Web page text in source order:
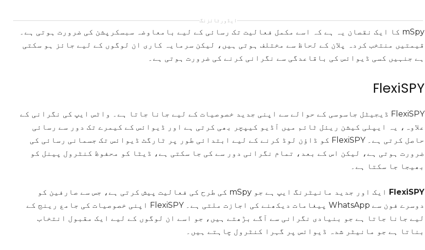
ایڈورٹائزنگ
mSpy کا ایک نقصان یہ ہے کہ اسے مکمل فعالیت تک رسائی کے لیے بامعاوضہ سبسکرپشن کی ضرورت ہوتی ہے۔
قیمتیں منتخب کردہ پلان کے لحاظ سے مختلف ہوتی ہیں، لیکن سرمایہ کاری ان لوگوں کے لیے جائز ہو سکتی
ہے جنہیں کسی ڈیوائس کی باقاعدگی سے نگرانی کرنے کی ضرورت ہوتی ہے۔
FlexiSPY
FlexiSPY ڈیجیٹل جاسوسی کے حوالے سے اپنی جدید خصوصیات کے لیے جانا جاتا ہے۔ واٹس ایپ کی نگرانی کے
علاوہ، یہ ایپلی کیشن ریئل ٹائم میں آڈیو کیپچر بھی کرتی ہے اور ڈیوائس کے کیمرے تک دور سے رسائی
حاصل کرتی ہے۔ FlexiSPY کو ڈاؤن لوڈ کرنے کے لیے ابتدائی طور پر ٹارگٹ ڈیوائس تک جسمانی رسائی کی
ضرورت ہوتی ہے، لیکن اس کے بعد، تمام نگرانی دور سے کی جا سکتی ہے، ڈیٹا کو محفوظ کنٹرول پینل کو
بھیجا جا سکتا ہے۔
FlexiSPY
ایک اور جدید مانیٹرنگ ایپ ہے جو mSpy کی طرح کی فعالیت پیش کرتی ہے، جس سے صارفین کو
دوسرے فون سے WhatsApp پیغامات دیکھنے کی اجازت ملتی ہے۔ FlexiSPY اپنی خصوصیات کی جامع رینج کے
لیے جانا جاتا ہے جو بنیادی نگرانی سے آگے بڑھتے ہیں، جو اسے ان لوگوں کے لیے ایک مقبول انتخاب
بناتا ہے جو مانیٹر شدہ ڈیوائس پر گہرا کنٹرول چاہتے ہیں۔